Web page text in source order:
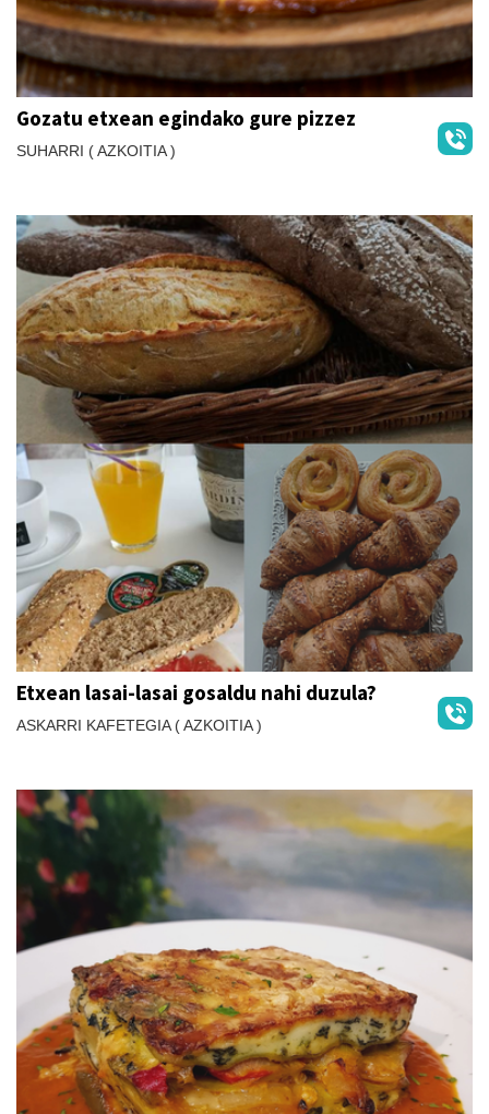
Gozatu etxean egindako gure pizzez
SUHARRI ( AZKOITIA )
Etxean lasai-lasai gosaldu nahi duzula?
ASKARRI KAFETEGIA ( AZKOITIA )